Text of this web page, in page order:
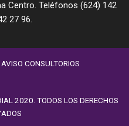
Centro. Teléfonos (624) 142
27 96.
AVISO CONSULTORIOS
2020. TODOS LOS DERECHOS